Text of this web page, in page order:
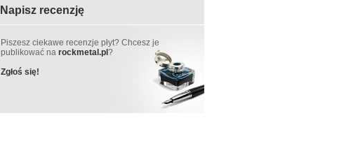
Napisz recenzję
Piszesz ciekawe recenzje płyt? Chcesz je
publikować na rockmetal.pl ?
Zgłoś się!